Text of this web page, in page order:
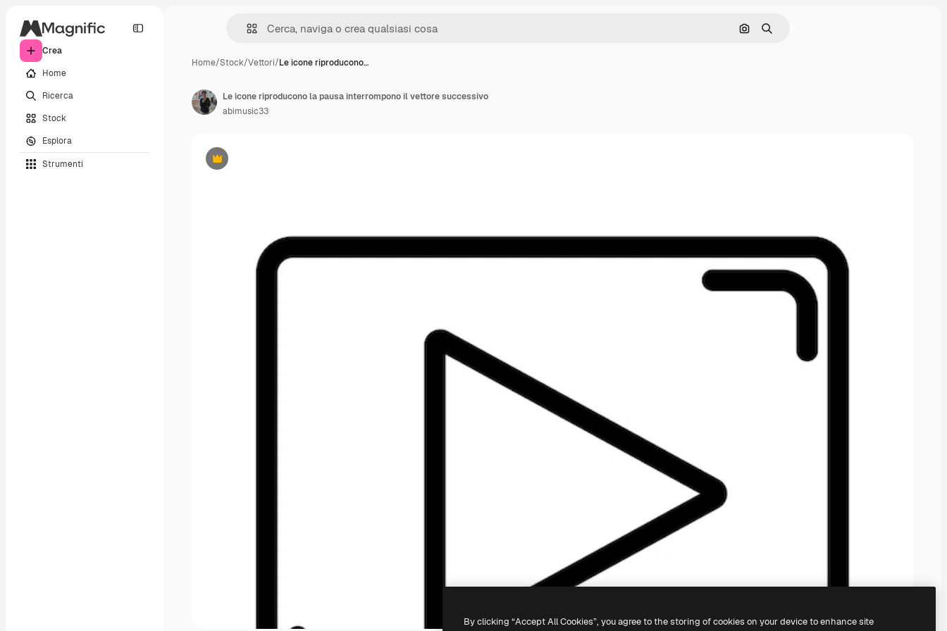
Crea
Home
Ricerca
Stock
Esplora
Strumenti
Cerca per immagine
Ricerca
Home/Stock/Vettori/Le icone riproducono…
Premium
Le icone riproducono la pausa interrompono il vettore successivo
abimusic33
By clicking “Accept All Cookies”, you agree to the storing of cookies on your device to enhance site